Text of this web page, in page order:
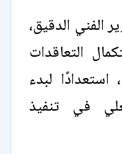
الفني الدقيق،
التعاقدات
لبدء
في تنفيذ